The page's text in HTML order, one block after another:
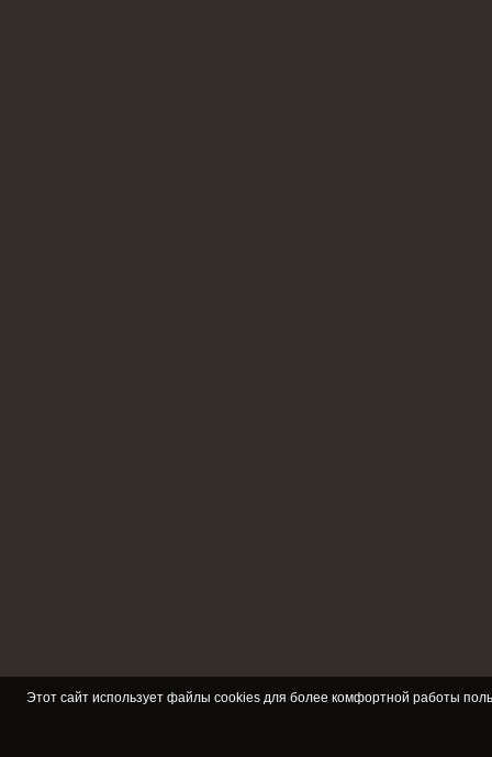
Этот сайт использует файлы cookies для более комфортной работы